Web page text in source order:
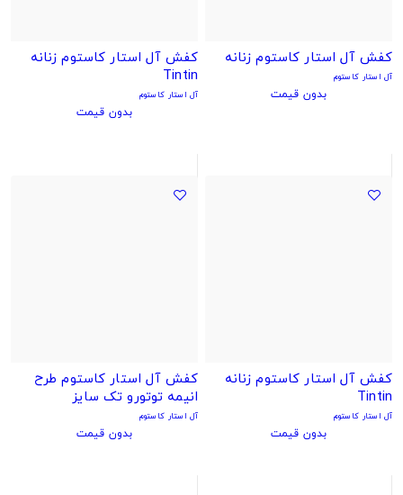
کفش آل استار کاستوم زنانه
آل استار کاستوم
بدون قیمت
کفش آل استار کاستوم زنانه
Tintin
آل استار کاستوم
بدون قیمت
کفش آل استار کاستوم زنانه
Tintin
آل استار کاستوم
بدون قیمت
کفش آل استار کاستوم طرح
انیمه توتورو تک سایز
آل استار کاستوم
بدون قیمت